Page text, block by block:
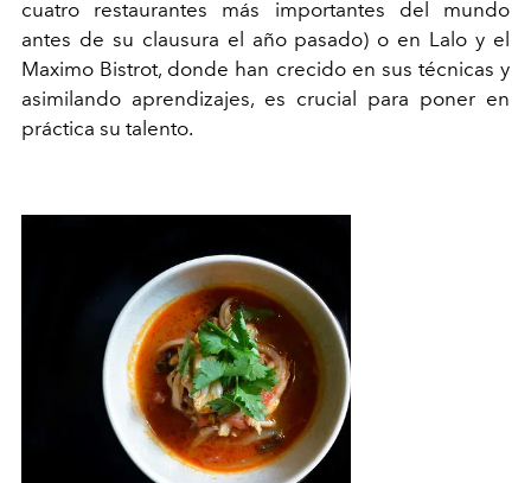
cuatro restaurantes más importantes del mundo
antes de su clausura el año pasado) o en Lalo y el
Maximo Bistrot, donde han crecido en sus técnicas y
asimilando aprendizajes, es crucial para poner en
práctica su talento.